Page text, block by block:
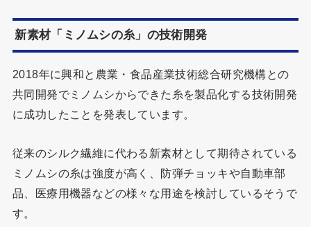
新素材「ミノムシの糸」の技術開発
2018年に興和と農業・食品産業技術総合研究機構との
共同開発でミノムシからできた糸を製品化する技術開発
に成功したことを発表しています。
従来のシルク繊維に代わる新素材として期待されている
ミノムシの糸は強度が高く、防弾チョッキや自動車部
品、医療用機器などの様々な用途を検討しているそうで
す。